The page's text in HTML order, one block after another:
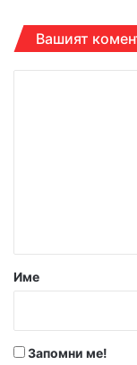
Вашият
р
Име
Запомни ме!